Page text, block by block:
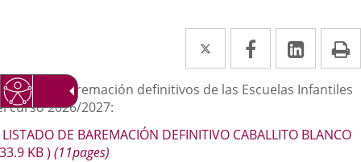
Twitter
Enlace
a
una
aplicación
Facebook
Enlace
a
una
aplicación
Enlace
a
una
de baremación definitivos de las Escuelas Infantiles
curso 2026/2027:
LISTADO DE BAREMACIÓN DEFINITIVO CABALLITO BLANCO
KB) (11pages)